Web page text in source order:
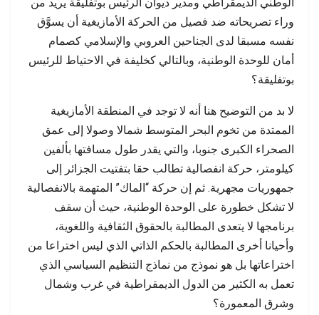
وراء تصريحاته ضد فصيل من الحركة الأمازيغية أن يسوَّق
نفسه مسبقا لدى الجناحين العروبي والإسلامي كصمام
أمان للوحدة الوطنية، وبالتالي كخليفة في الاحتياط للرئيس
بوتفليقة؟
لا بد من التوضيح هنا أنه لا توجد في المنطقة الأمازيغية
الممتدة من تخوم البحر المتوسط شمالا وصولا إلى عمق
الصحراء الكبرى جنوبا، والتي يقدر طول مسافتها بألفين
كيلومتر، حركة انفصالية تطالب حقا بتفتيت الجزائر إلى
جمهوريات مجهرية. ثم إن حركة “الماك” المتهمة بالانفصالية
لا تشكل خطورة على الوحدة الوطنية، حيث أن سقف
برنامجها لا يتعدى المطالبة بالحقوق الثقافية واللغوية،
وأحيانا أخرى المطالبة بالحكم الذاتي الذي ليس اختراعا من
اختراعاتها بل هو نموذج من نماذج التنظيم السياسي الذي
تعمل به الكثير من الدول الديمقراطية في غرب وشمال
وشرق المعمورة؟